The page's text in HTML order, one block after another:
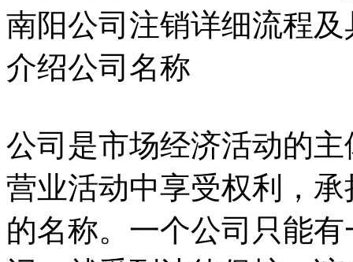
南阳公司注销详细流程
介绍公司名称
公司是市场经济活动的
营业活动中享受权利，
的名称。一个公司只能